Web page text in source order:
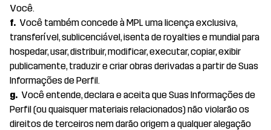
Você.
f. Você também concede à MPL uma licença exclusiva,
transferível, sublicenciável, isenta de royalties e mundial para
hospedar, usar, distribuir, modificar, executar, copiar, exibir
publicamente, traduzir e criar obras derivadas a partir de Suas
Informações de Perfil.
g. Você entende, declara e aceita que Suas Informações de
Perfil (ou quaisquer materiais relacionados) não violarão os
direitos de terceiros nem darão origem a qualquer alegação